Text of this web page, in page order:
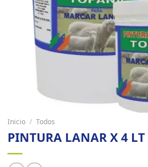
Inicio / Todos
PINTURA LANAR X 4 LT